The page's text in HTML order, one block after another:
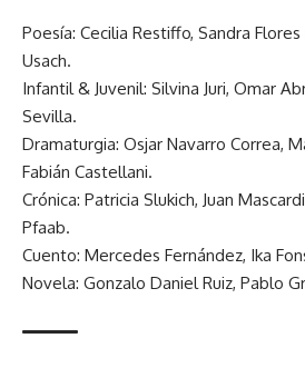
Poesía: Cecilia Restiffo, Sandra
Usach.
Infantil & Juvenil: Silvina Juri, Omar
Sevilla.
Dramaturgia: Osjar Navarro Correa,
Fabián Castellani.
Crónica: Patricia Slukich, Juan
Pfaab.
Cuento: Mercedes Fernández, Ika
Novela: Gonzalo Daniel Ruiz, Pablo